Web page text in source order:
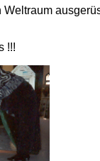
!!!